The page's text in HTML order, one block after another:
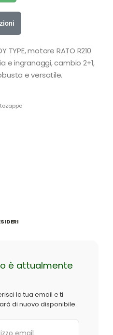
motore RATO R210
e ingranaggi, cambio 2+1,
e versatile.
è attualmente
la tua email e ti
di nuovo disponibile.